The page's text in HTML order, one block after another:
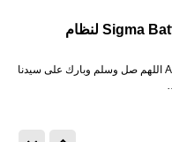
تنزيل Sigma Battle Royale Apk لنظام
تنزيل Sigma Battle Royale Apk لنظام Android اللهم صل وسلم وبارك على سيدنا